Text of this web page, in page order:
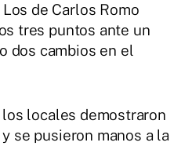
de Carlos Romo
tres puntos ante un
dos cambios en el
locales demostraron
se pusieron manos a la